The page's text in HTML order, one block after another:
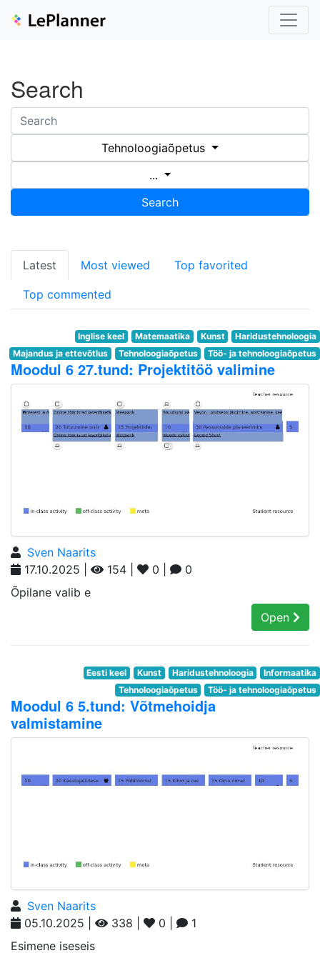
Search
Tehnoloogiaõpetus
...
Search
Latest Most viewed Top favorited
Top commented
Inglise keel Matemaatika Kunst
Haridustehnoloogia
Majandus ja ettevõtlus
Tehnoloogiaõpetus Töö- ja tehnoloogiaõpetus
Moodul 6 27.tund: Projektitöö valimine
Sven Naarits
17.10.2025 |
154 | 0 |
0
Õpilane valib e
Open
Eesti keel Kunst Haridustehnoloogia
Informaatika
Tehnoloogiaõpetus
Töö- ja tehnoloogiaõpetus
Moodul 6 5.tund: Võtmehoidja
valmistamine
Sven Naarits
05.10.2025 |
338 | 0 |
1
Esimene iseseis